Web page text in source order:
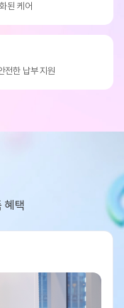
된 케어
전한 납부 지원
혜택